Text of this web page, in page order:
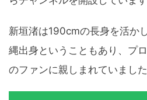
新垣渚は190cmの長身を活か
縄出身ということもあり、プ
のファンに親しまれていました